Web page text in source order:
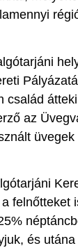
család
az
felnőtteket
és